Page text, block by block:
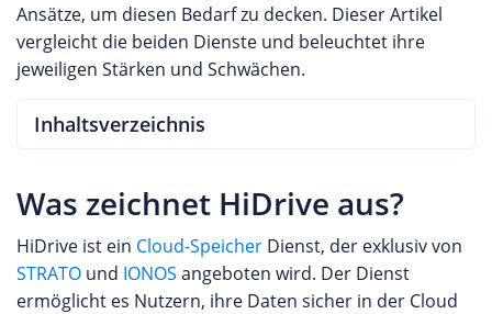
Ansätze, um diesen Bedarf zu decken. Dieser Artikel
vergleicht die beiden Dienste und beleuchtet ihre
jeweiligen Stärken und Schwächen.
Inhaltsverzeichnis
Was zeichnet HiDrive aus?
HiDrive ist ein Cloud-Speicher Dienst, der exklusiv von
STRATO und IONOS angeboten wird. Der Dienst
ermöglicht es Nutzern, ihre Daten sicher in der Cloud